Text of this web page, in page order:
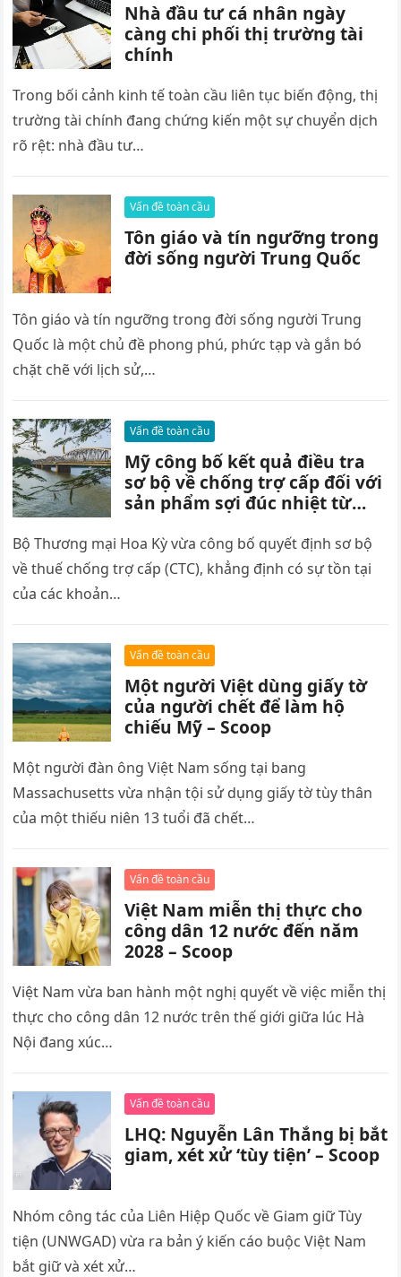
Nhà đầu tư cá nhân ngày
càng chi phối thị trường tài
chính
Trong bối cảnh kinh tế toàn cầu liên tục biến động, thị
trường tài chính đang chứng kiến một sự chuyển dịch
rõ rệt: nhà đầu tư…
Vấn đề toàn cầu
Tôn giáo và tín ngưỡng trong
đời sống người Trung Quốc
Tôn giáo và tín ngưỡng trong đời sống người Trung
Quốc là một chủ đề phong phú, phức tạp và gắn bó
chặt chẽ với lịch sử,…
Vấn đề toàn cầu
Mỹ công bố kết quả điều tra
sơ bộ về chống trợ cấp đối với
sản phẩm sợi đúc nhiệt từ
Bộ Thương mại Hoa Kỳ vừa công bố quyết định sơ bộ
về thuế chống trợ cấp (CTC), khẳng định có sự tồn tại
của các khoản…
Vấn đề toàn cầu
Một người Việt dùng giấy tờ
của người chết để làm hộ
chiếu Mỹ – Scoop
Một người đàn ông Việt Nam sống tại bang
Massachusetts vừa nhận tội sử dụng giấy tờ tùy thân
của một thiếu niên 13 tuổi đã chết…
Vấn đề toàn cầu
Việt Nam miễn thị thực cho
công dân 12 nước đến năm
2028 – Scoop
Việt Nam vừa ban hành một nghị quyết về việc miễn thị
thực cho công dân 12 nước trên thế giới giữa lúc Hà
Nội đang xúc…
Vấn đề toàn cầu
LHQ: Nguyễn Lân Thắng bị bắt
giam, xét xử ‘tùy tiện’ – Scoop
Nhóm công tác của Liên Hiệp Quốc về Giam giữ Tùy
tiện (UNWGAD) vừa ra bản ý kiến cáo buộc Việt Nam
bắt giữ và xét xử…